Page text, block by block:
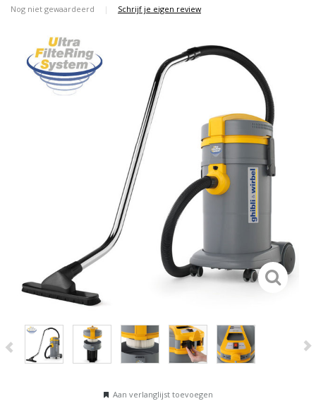
Nog niet gewaardeerd | Schrijf je eigen review
Aan verlanglijst toevoegen